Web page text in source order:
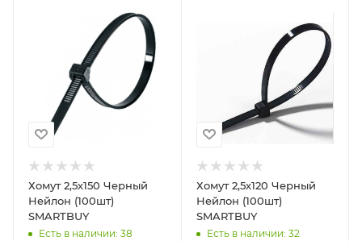
Хомут 2,5х150 Черный
Нейлон (100шт)
SMARTBUY
Есть в наличии: 38
Хомут 2,5х120 Черный
Нейлон (100шт)
SMARTBUY
Есть в наличии: 32